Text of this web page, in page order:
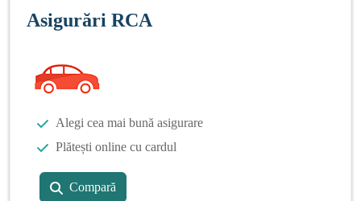
Asigurări RCA
Alegi cea mai bună asigurare
Plătești online cu cardul
Compară